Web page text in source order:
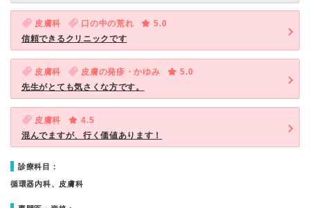
皮膚科 口の中の荒れ
5.0
信頼できるクリニックです
皮膚科 皮膚の発疹・かゆみ
5.0
先生がとても気さくな方です。
皮膚科
4.5
混んでますが、行く価値あります！
診療科目：
循環器内科、皮膚科